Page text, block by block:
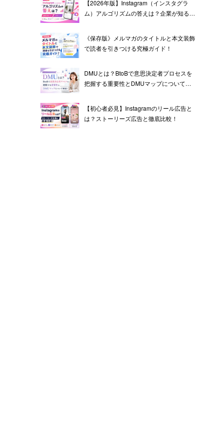
【2026年版】Instagram（インスタグラ
ム）アルゴリズムの答えは？企業が知るべ
《保存版》メルマガのタイトルと本文装飾
で読者を引きつける究極ガイド！
DMUとは？BtoBで意思決定者プロセスを
把握する重要性とDMUマップについて解
【初心者必見】Instagramのリール広告と
は？ストーリーズ広告と徹底比較！